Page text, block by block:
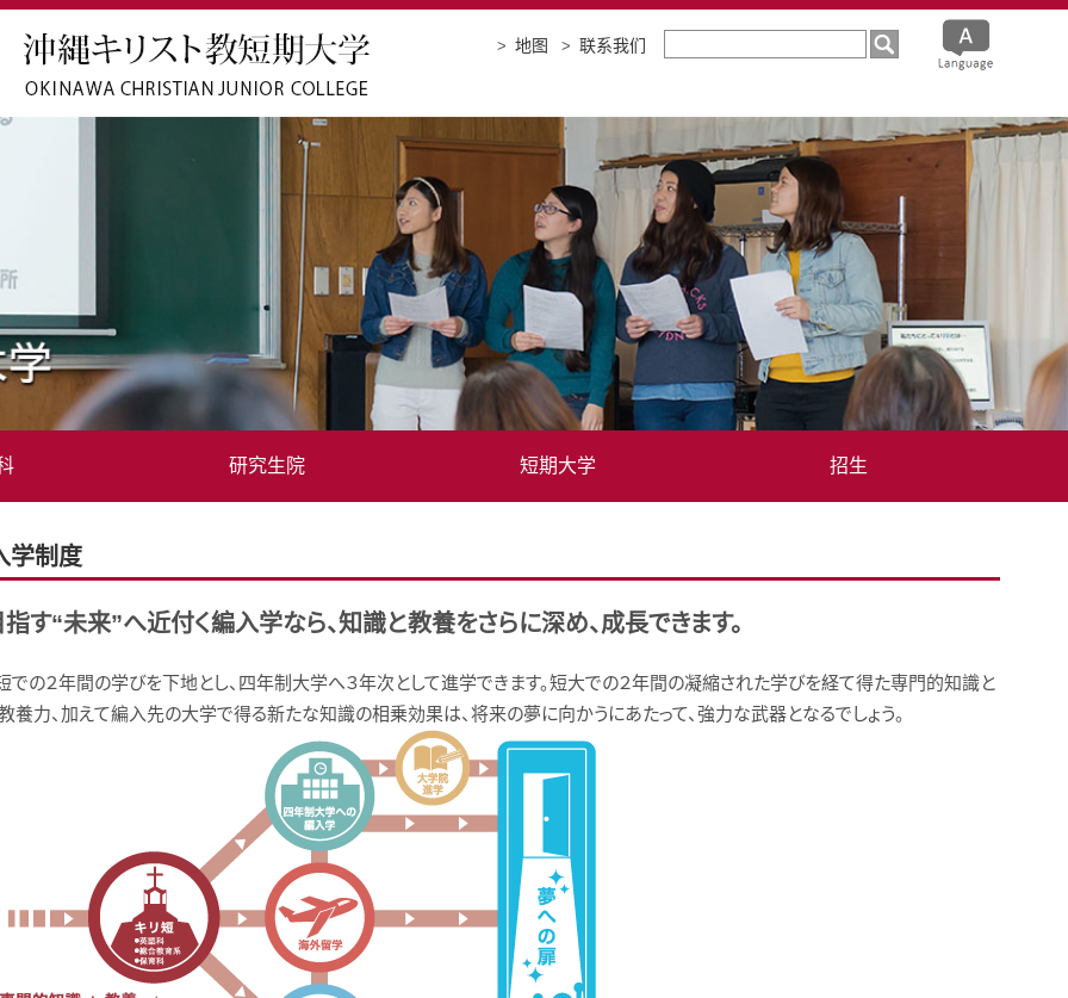
地图 联系我们
研究生院 短期大学 招生
学制度
す“未来”へ近付く編入学なら、知識と教養をさらに深め、成長できます。
での２年間の学びを下地とし、四年制大学へ３年次として進学できます。短大での２年間の凝縮された学びを経て得た専門的知識と
養力、加えて編入先の大学で得る新たな知識の相乗効果は、将来の夢に向かうにあたって、強力な武器となるでしょう。